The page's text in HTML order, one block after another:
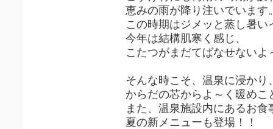
恵みの雨が降り注いでいます
この時期はジメッと蒸し暑い
今年は結構肌寒く感じ、
こたつがまだてばなせない
そんな時こそ、温泉に浸かり
からだの芯からよ～く暖めこ
また、温泉施設内にあるお
夏の新メニューも登場！！